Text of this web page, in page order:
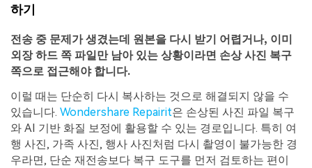
하기
전송 중 문제가 생겼는데 원본을 다시 받기 어렵거나, 이미
외장 하드 쪽 파일만 남아 있는 상황이라면 손상 사진 복구
쪽으로 접근해야 합니다.
이럴 때는 단순히 다시 복사하는 것으로 해결되지 않을 수
있습니다. Wondershare Repairit은 손상된 사진 파일 복구
와 AI 기반 화질 보정에 활용할 수 있는 경로입니다. 특히 여
행 사진, 가족 사진, 행사 사진처럼 다시 촬영이 불가능한 경
우라면, 단순 재전송보다 복구 도구를 먼저 검토하는 편이